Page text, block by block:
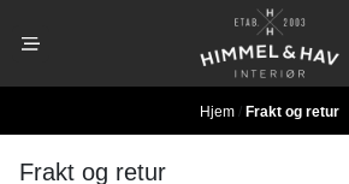
Hjem / Frakt og retur
Frakt og retur